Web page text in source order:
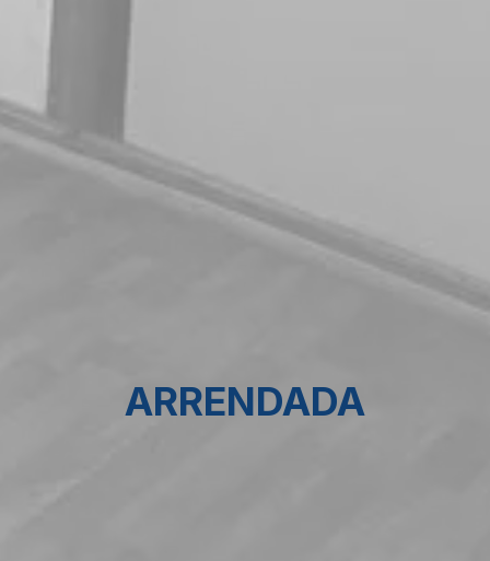
ARRENDADA